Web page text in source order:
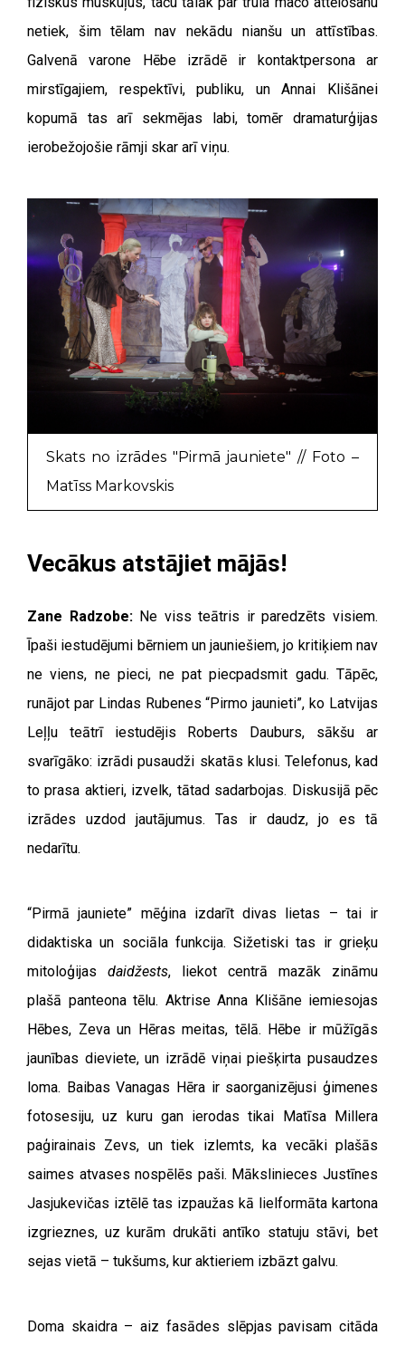
netiek, šim tēlam nav nekādu nianšu un attīstības.
Galvenā varone Hēbe izrādē ir kontaktpersona ar
mirstīgajiem, respektīvi, publiku, un Annai Klišānei
kopumā tas arī sekmējas labi, tomēr dramaturģijas
ierobežojošie rāmji skar arī viņu.
Skats no izrādes "Pirmā jauniete" // Foto –
Matīss Markovskis
Vecākus atstājiet mājās!
Zane Radzobe:Ne viss teātris ir paredzēts visiem.
Īpaši iestudējumi bērniem un jauniešiem, jo kritiķiem nav
ne viens, ne pieci, ne pat piecpadsmit gadu. Tāpēc,
runājot par Lindas Rubenes “Pirmo jaunieti”, ko Latvijas
Leļļu teātrī iestudējis Roberts Dauburs, sākšu ar
svarīgāko: izrādi pusaudži skatās klusi. Telefonus, kad
to prasa aktieri, izvelk, tātad sadarbojas. Diskusijā pēc
izrādes uzdod jautājumus. Tas ir daudz, jo es tā
nedarītu.
“Pirmā jauniete” mēģina izdarīt divas lietas – tai ir
didaktiska un sociāla funkcija. Sižetiski tas ir grieķu
mitoloģijas daidžests, liekot centrā mazāk zināmu
plašā panteona tēlu. Aktrise Anna Klišāne iemiesojas
Hēbes, Zeva un Hēras meitas, tēlā. Hēbe ir mūžīgās
jaunības dieviete, un izrādē viņai piešķirta pusaudzes
loma. Baibas Vanagas Hēra ir saorganizējusi ģimenes
fotosesiju, uz kuru gan ierodas tikai Matīsa Millera
paģirainais Zevs, un tiek izlemts, ka vecāki plašās
saimes atvases nospēlēs paši. Mākslinieces Justīnes
Jasjukevičas iztēlē tas izpaužas kā lielformāta kartona
izgrieznes, uz kurām drukāti antīko statuju stāvi, bet
sejas vietā – tukšums, kur aktieriem izbāzt galvu.
Doma skaidra – aiz fasādes slēpjas pavisam citāda